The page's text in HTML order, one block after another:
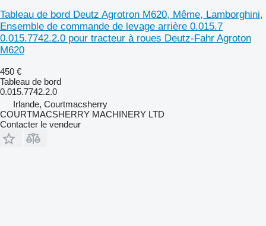
Tableau de bord Deutz Agrotron M620, Même, Lamborghini,
Ensemble de commande de levage arrière 0.015.7
0.015.7742.2.0 pour tracteur à roues Deutz-Fahr Agroton
M620
450 €
Tableau de bord
0.015.7742.2.0
Irlande, Courtmacsherry
COURTMACSHERRY MACHINERY LTD
Contacter le vendeur